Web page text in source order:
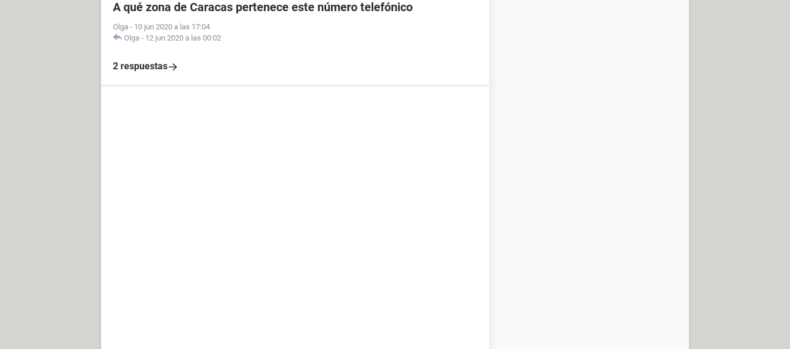
A qué zona de Caracas pertenece este número telefónico
Olga - 10 jun 2020 a las 17:04
Olga - 12 jun 2020 a las 00:02
2 respuestas